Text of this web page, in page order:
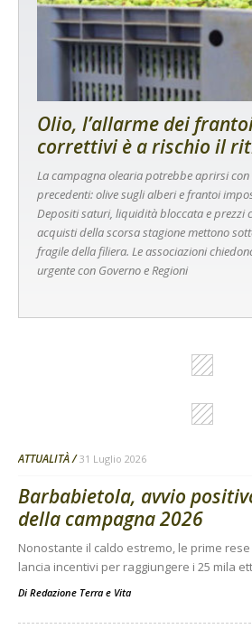
Olio, l’allarme dei
correttivi è a rischio il
La campagna olearia potrebbe aprirsi
precedenti: olive sugli alberi e frantoi
Depositi saturi, liquidità bloccata e prezzi
acquisti della scorsa stagione mettono
fragile della filiera. Le associazioni
urgente con Governo e Regioni
ATTUALITÀ 31 Luglio 2026
Barbabietola, avvio
della campagna 2026
Nonostante il caldo estremo, le prime
lancia incentivi per raggiungere i 25 mila
Di Redazione Terra e Vita